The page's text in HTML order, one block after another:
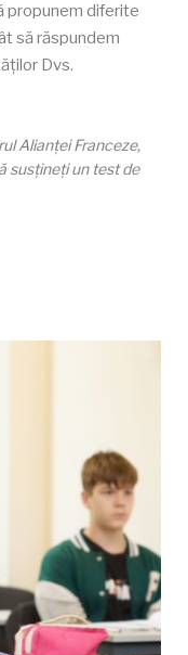
propunem diferite
să răspundem
Dvs.
Alianței Franceze,
susțineți un test de